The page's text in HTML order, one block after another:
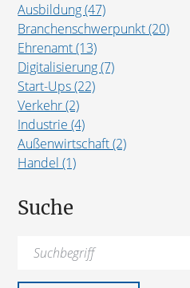
Ausbildung (47)
Branchenschwerpunkt (20)
Ehrenamt (13)
Digitalisierung (7)
Start-Ups (22)
Verkehr (2)
Industrie (4)
Außenwirtschaft (2)
Handel (1)
Suche
Suchen